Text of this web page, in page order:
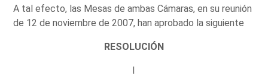
A tal efecto, las Mesas de ambas Cámaras, en su reunión
de 12 de noviembre de 2007, han aprobado la siguiente
RESOLUCIÓN
I